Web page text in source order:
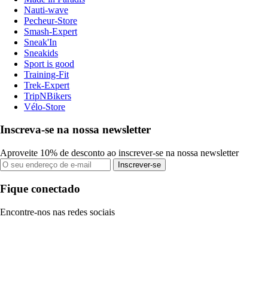
Nauti-wave
Pecheur-Store
Smash-Expert
Sneak'In
Sneakids
Sport is good
Training-Fit
Trek-Expert
TripNBikers
Vélo-Store
Inscreva-se na nossa newsletter
Aproveite 10% de desconto ao inscrever-se na nossa newsletter
Inscrever-se
Fique conectado
Encontre-nos nas redes sociais